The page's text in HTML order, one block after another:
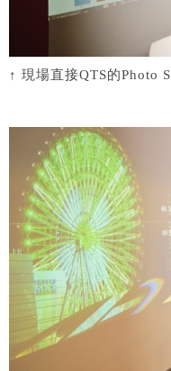
↑ 現場直接QTS的Photo